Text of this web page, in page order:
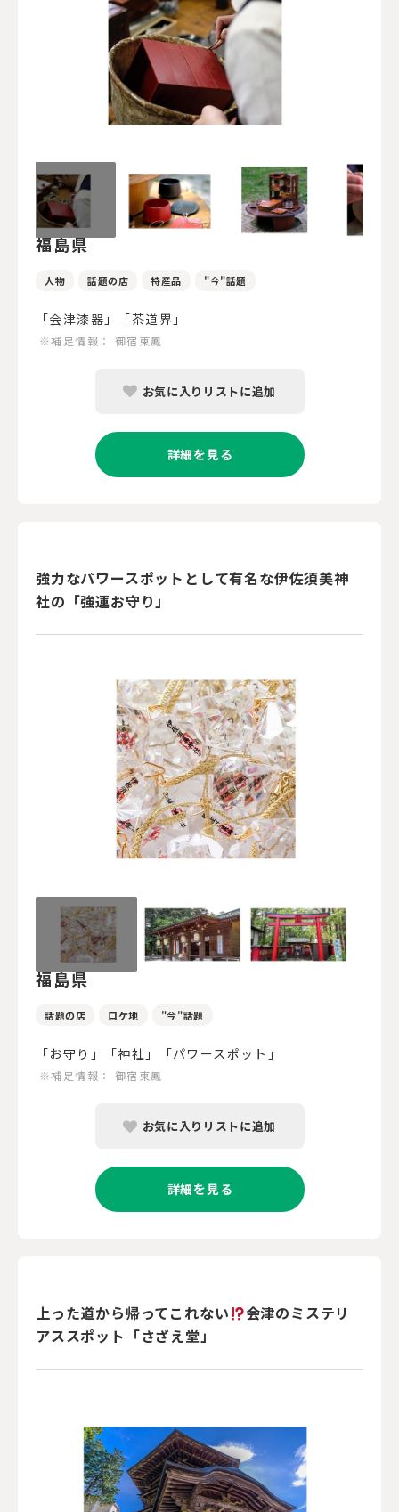
福島県
人物 話題の店 特産品 "今"話題
「会津漆器」「茶道界」
※補足情報： 御宿東鳳
お気に入りリストに追加
詳細を見る
強力なパワースポットとして有名な伊佐須美神
社の「強運お守り」
福島県
話題の店 ロケ地 "今"話題
「お守り」「神社」「パワースポット」
※補足情報： 御宿東鳳
お気に入りリストに追加
詳細を見る
上った道から帰ってこれない
会津のミステリ
アススポット「さざえ堂」